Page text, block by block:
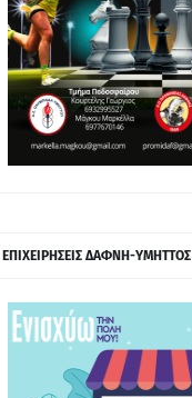
ΕΠΙΧΕΙΡΗΣΕΙΣ ΔΑΦΝΗ-ΥΜΗΤΤΟΣ